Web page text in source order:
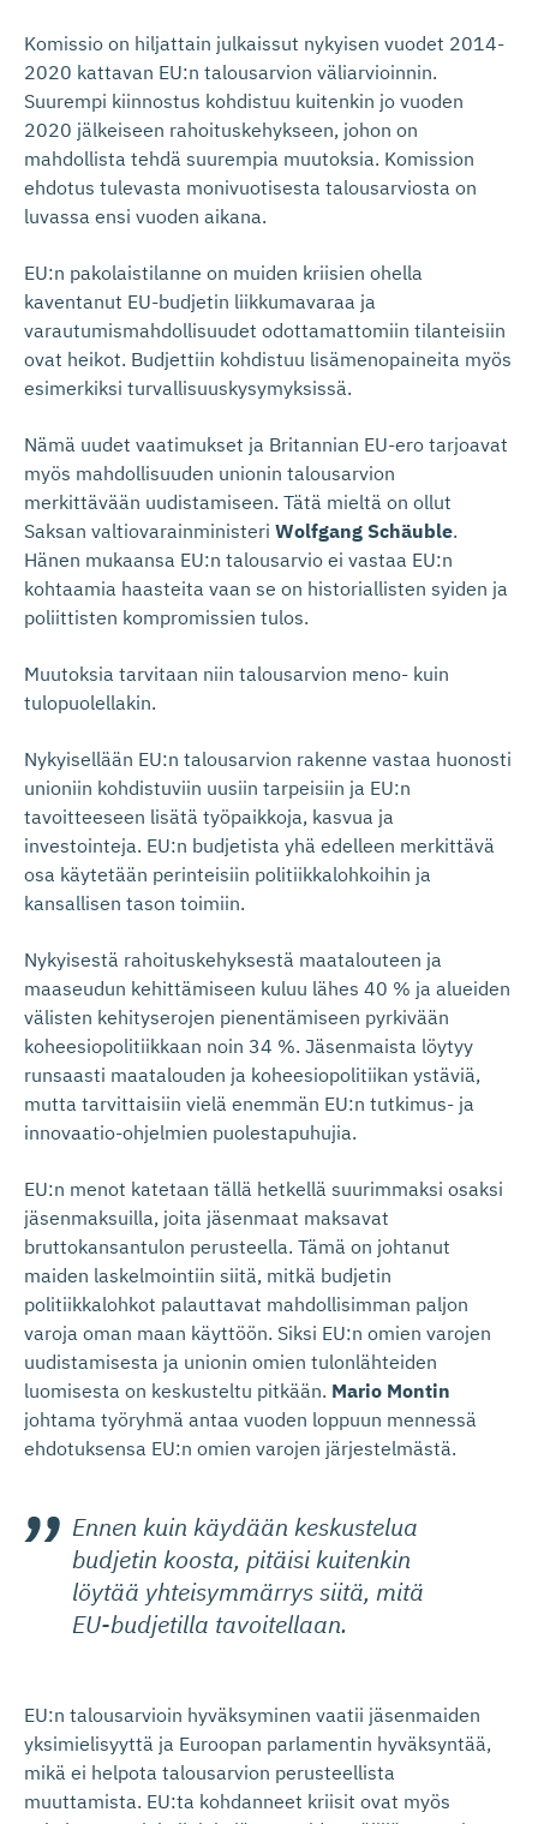
Komissio on hiljattain julkaissut nykyisen vuodet 2014-
2020 kattavan EU:n talousarvion väliarvioinnin.
Suurempi kiinnostus kohdistuu kuitenkin jo vuoden
2020 jälkeiseen rahoituskehykseen, johon on
mahdollista tehdä suurempia muutoksia. Komission
ehdotus tulevasta monivuotisesta talousarviosta on
luvassa ensi vuoden aikana.
EU:n pakolaistilanne on muiden kriisien ohella
kaventanut EU-budjetin liikkumavaraa ja
varautumismahdollisuudet odottamattomiin tilanteisiin
ovat heikot. Budjettiin kohdistuu lisämenopaineita myös
esimerkiksi turvallisuuskysymyksissä.
Nämä uudet vaatimukset ja Britannian EU-ero tarjoavat
myös mahdollisuuden unionin talousarvion
merkittävään uudistamiseen. Tätä mieltä on ollut
Saksan valtiovarainministeri Wolfgang Schäuble.
Hänen mukaansa EU:n talousarvio ei vastaa EU:n
kohtaamia haasteita vaan se on historiallisten syiden ja
poliittisten kompromissien tulos.
Muutoksia tarvitaan niin talousarvion meno- kuin
tulopuolellakin.
Nykyisellään EU:n talousarvion rakenne vastaa huonosti
unioniin kohdistuviin uusiin tarpeisiin ja EU:n
tavoitteeseen lisätä työpaikkoja, kasvua ja
investointeja. EU:n budjetista yhä edelleen merkittävä
osa käytetään perinteisiin politiikkalohkoihin ja
kansallisen tason toimiin.
Nykyisestä rahoituskehyksestä maatalouteen ja
maaseudun kehittämiseen kuluu lähes 40 % ja alueiden
välisten kehityserojen pienentämiseen pyrkivään
koheesiopolitiikkaan noin 34 %. Jäsenmaista löytyy
runsaasti maatalouden ja koheesiopolitiikan ystäviä,
mutta tarvittaisiin vielä enemmän EU:n tutkimus- ja
innovaatio-ohjelmien puolestapuhujia.
EU:n menot katetaan tällä hetkellä suurimmaksi osaksi
jäsenmaksuilla, joita jäsenmaat maksavat
bruttokansantulon perusteella. Tämä on johtanut
maiden laskelmointiin siitä, mitkä budjetin
politiikkalohkot palauttavat mahdollisimman paljon
varoja oman maan käyttöön. Siksi EU:n omien varojen
uudistamisesta ja unionin omien tulonlähteiden
luomisesta on keskusteltu pitkään. Mario Montin
johtama työryhmä antaa vuoden loppuun mennessä
ehdotuksensa EU:n omien varojen järjestelmästä.
Ennen kuin käydään keskustelua
budjetin koosta, pitäisi kuitenkin
löytää yhteisymmärrys siitä, mitä
EU-budjetilla tavoitellaan.
EU:n talousarvioin hyväksyminen vaatii jäsenmaiden
yksimielisyyttä ja Euroopan parlamentin hyväksyntää,
mikä ei helpota talousarvion perusteellista
muuttamista. EU:ta kohdanneet kriisit ovat myös